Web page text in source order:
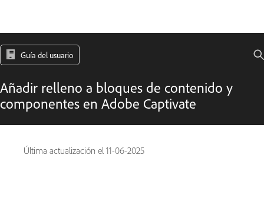
Guía del usuario
Añadir relleno a bloques de contenido y
componentes en Adobe Captivate
Última actualización el 11-06-2025